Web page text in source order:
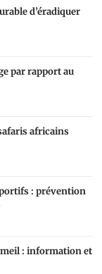
d’éradiquer
par rapport au
africains
: prévention
: information et